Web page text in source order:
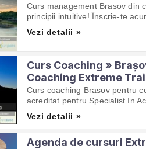
Curs management Brasov din
principii intuitive! Înscrie-te
Vezi detalii »
Curs Coaching »
Coaching Extreme
Curs coaching Brasov pentru
acreditat pentru Specialist In
Vezi detalii »
Agenda de cursuri